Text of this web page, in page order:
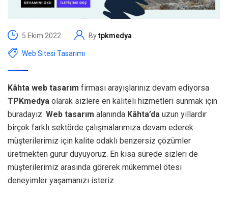
5 Ekim 2022 Bytpkmedya
Web Sitesi Tasarımı
Kâhta web tasarım firması arayışlarınız devam ediyorsa
TPKmedya olarak sizlere en kaliteli hizmetleri sunmak için
buradayız. Web tasarım alanında Kâhta’da uzun yıllardır
birçok farklı sektörde çalışmalarımıza devam ederek
müşterilerimiz için kalite odaklı benzersiz çözümler
üretmekten gurur duyuyoruz. En kısa sürede sizleri de
müşterilerimiz arasında görerek mükemmel ötesi
deneyimler yaşamanızı isteriz.